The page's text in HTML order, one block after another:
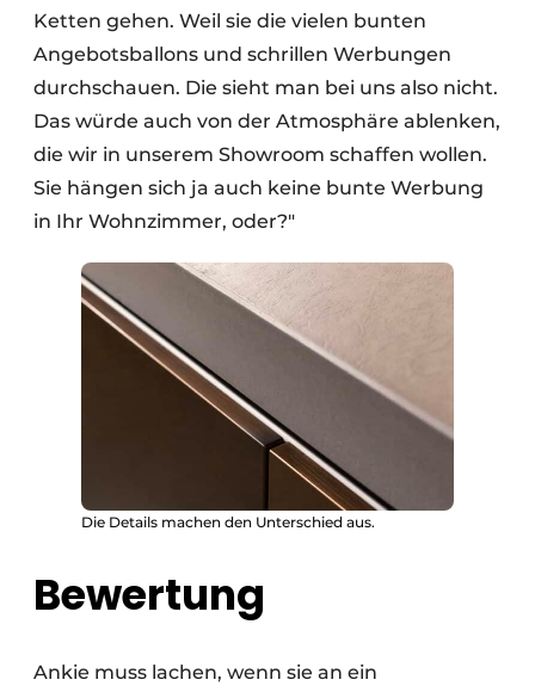
Ketten gehen. Weil sie die vielen bunten
Angebotsballons und schrillen Werbungen
durchschauen. Die sieht man bei uns also nicht.
Das würde auch von der Atmosphäre ablenken,
die wir in unserem Showroom schaffen wollen.
Sie hängen sich ja auch keine bunte Werbung
in Ihr Wohnzimmer, oder?"
Die Details machen den Unterschied aus.
Bewertung
Ankie muss lachen, wenn sie an ein